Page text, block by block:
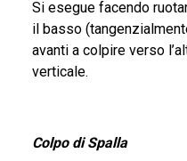
Si esegue facendo
il basso
avanti a colpire verso
verticale.
Colpo di Spalla